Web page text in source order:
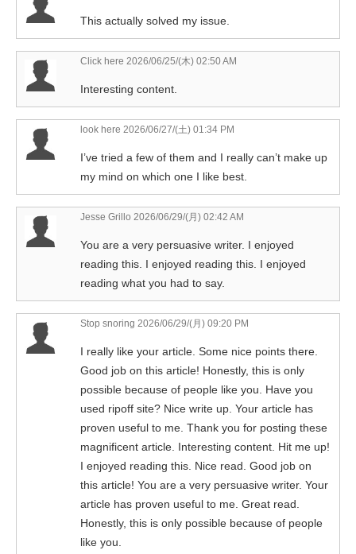
This actually solved my issue.
Click here 2026/06/25/(木) 02:50 AM
Interesting content.
look here 2026/06/27/(土) 01:34 PM
I’ve tried a few of them and I really can’t make up
my mind on which one I like best.
Jesse Grillo 2026/06/29/(月) 02:42 AM
You are a very persuasive writer. I enjoyed
reading this. I enjoyed reading this. I enjoyed
reading what you had to say.
Stop snoring 2026/06/29/(月) 09:20 PM
I really like your article. Some nice points there.
Good job on this article! Honestly, this is only
possible because of people like you. Have you
used ripoff site? Nice write up. Your article has
proven useful to me. Thank you for posting these
magnificent article. Interesting content. Hit me up!
I enjoyed reading this. Nice read. Good job on
this article! You are a very persuasive writer. Your
article has proven useful to me. Great read.
Honestly, this is only possible because of people
like you.